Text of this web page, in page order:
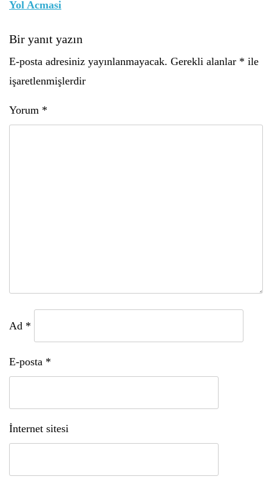
Yol Acmasi
Bir yanıt yazın
E-posta adresiniz yayınlanmayacak. Gerekli alanlar * ile
işaretlenmişlerdir
Yorum *
Ad *
E-posta *
İnternet sitesi